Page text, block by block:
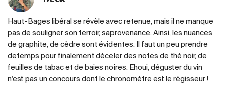
Haut-Bages libéral se révèle avec retenue, mais il ne manque
pas de souligner son terroir, saprovenance. Ainsi, les nuances
de graphite, de cèdre sont évidentes. Il faut un peu prendre
detemps pour finalement déceler des notes de thé noir, de
feuilles de tabac et de baies noires. Ehoui, déguster du vin
n'est pas un concours dont le chronomètre est le régisseur !